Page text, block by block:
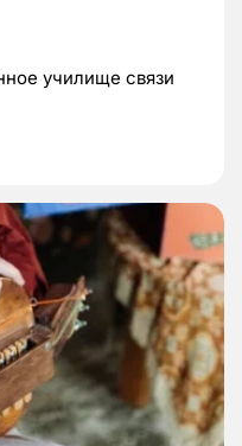
училище связи